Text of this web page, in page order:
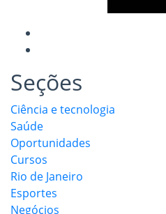
Seções
Ciência e tecnologia
Saúde
Oportunidades
Cursos
Rio de Janeiro
Esportes
Negócios